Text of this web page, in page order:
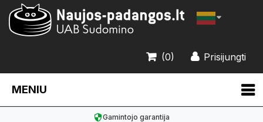
Prisijungti
(0)
MENIU
Gamintojo garantija